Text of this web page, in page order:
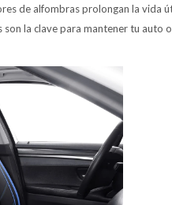
de alfombras prolongan la vida
la clave para mantener tu auto